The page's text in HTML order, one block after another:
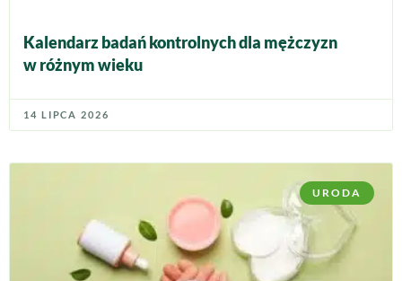
Kalendarz badań kontrolnych dla mężczyzn
w różnym wieku
14 LIPCA 2026
URODA